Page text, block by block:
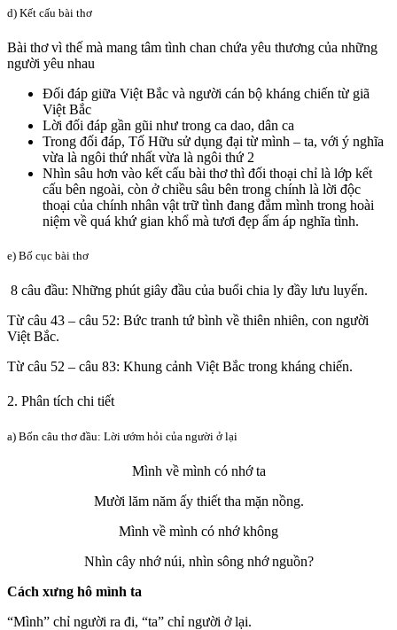
d) Kết cấu bài thơ
Bài thơ vì thế mà mang tâm tình chan chứa yêu thương của những
người yêu nhau
Đối đáp giữa Việt Bắc và người cán bộ kháng chiến từ giã
Việt Bắc
Lời đối đáp gần gũi như trong ca dao, dân ca
Trong đối đáp, Tố Hữu sử dụng đại từ mình – ta, với ý nghĩa
vừa là ngôi thứ nhất vừa là ngôi thứ 2
Nhìn sâu hơn vào kết cấu bài thơ thì đối thoại chỉ là lớp kết
cấu bên ngoài, còn ở chiều sâu bên trong chính là lời độc
thoại của chính nhân vật trữ tình đang đắm mình trong hoài
niệm về quá khứ gian khổ mà tươi đẹp ấm áp nghĩa tình.
e) Bố cục bài thơ
8 câu đầu: Những phút giây đầu của buổi chia ly đầy lưu luyến.
Từ câu 43 – câu 52: Bức tranh tứ bình về thiên nhiên, con người
Việt Bắc.
Từ câu 52 – câu 83: Khung cảnh Việt Bắc trong kháng chiến.
2. Phân tích chi tiết
a) Bốn câu thơ đầu: Lời ướm hỏi của người ở lại
Mình về mình có nhớ ta
Mười lăm năm ấy thiết tha mặn nồng.
Mình về mình có nhớ không
Nhìn cây nhớ núi, nhìn sông nhớ nguồn?
Cách xưng hô mình ta
“Mình” chỉ người ra đi, “ta” chỉ người ở lại.